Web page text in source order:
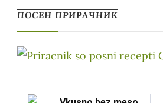
ПОСЕН ПРИРАЧНИК